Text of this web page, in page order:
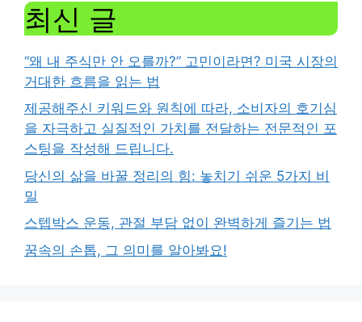
최신 글
“왜 내 주식만 안 오를까?” 고민이라면? 미국 시장의
거대한 흐름을 읽는 법
제공해주신 키워드와 원칙에 따라, 소비자의 호기심
을 자극하고 실질적인 가치를 전달하는 전문적인 포
스팅을 작성해 드립니다.
당신의 삶을 바꿀 정리의 힘: 놓치기 쉬운 5가지 비
밀
스텝박스 운동, 관절 부담 없이 완벽하게 즐기는 법
꿈속의 손톱, 그 의미를 알아봐요!